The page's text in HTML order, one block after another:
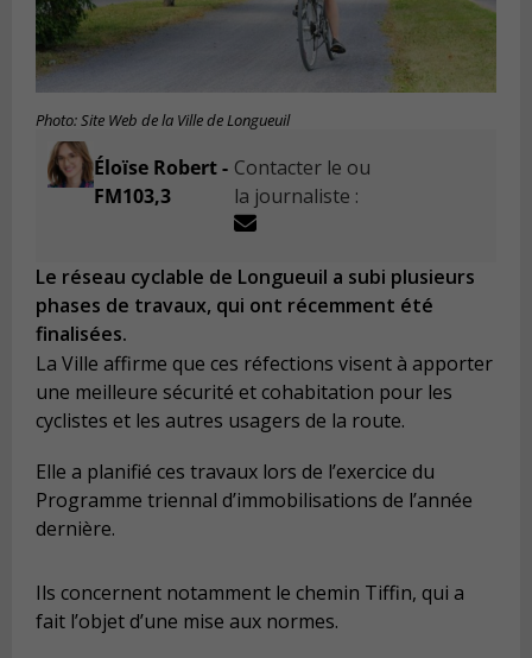
Photo: Site Web de la Ville de Longueuil
Éloïse Robert -
FM103,3
Contacter le ou
la journaliste :
Le réseau cyclable de Longueuil a subi plusieurs
phases de travaux, qui ont récemment été
finalisées.
La Ville affirme que ces réfections visent à apporter
une meilleure sécurité et cohabitation pour les
cyclistes et les autres usagers de la route.
Elle a planifié ces travaux lors de l’exercice du
Programme triennal d’immobilisations de l’année
dernière.
Ils concernent notamment le chemin Tiffin, qui a
fait l’objet d’une mise aux normes.